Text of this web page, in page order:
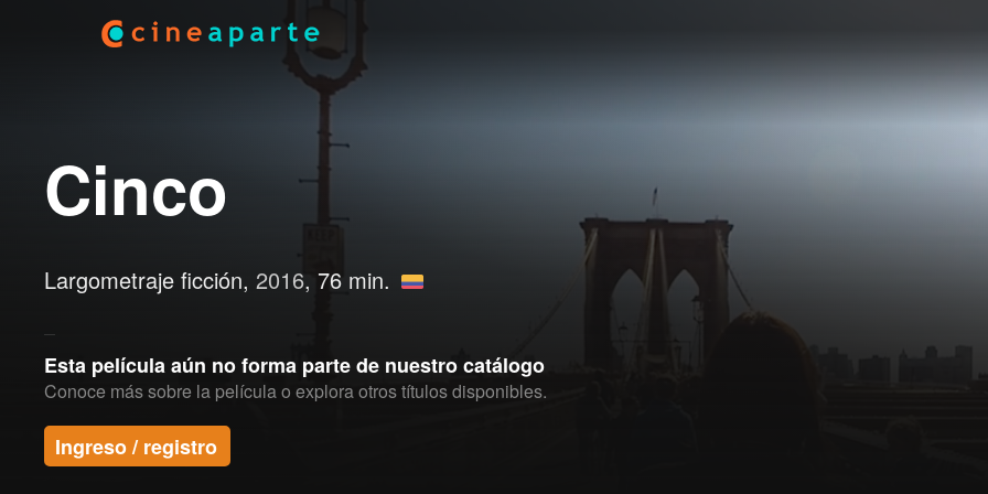
Cinco
Largometraje ficción, 2016, 76 min.
Esta película aún no forma parte de nuestro catálogo
Conoce más sobre la película o explora otros títulos disponibles.
Ingreso / registro